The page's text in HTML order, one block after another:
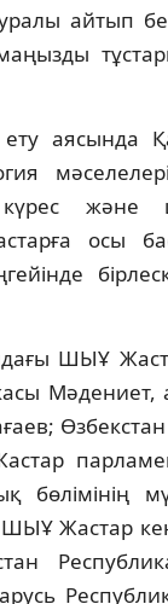
айтып
аясында
және
осы
ШЫҰ
Мәдениет,
бөлімінің
Жастар